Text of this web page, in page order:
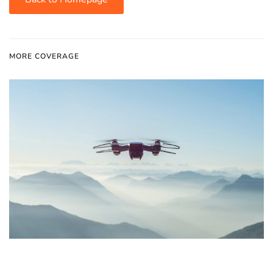
MORE COVERAGE